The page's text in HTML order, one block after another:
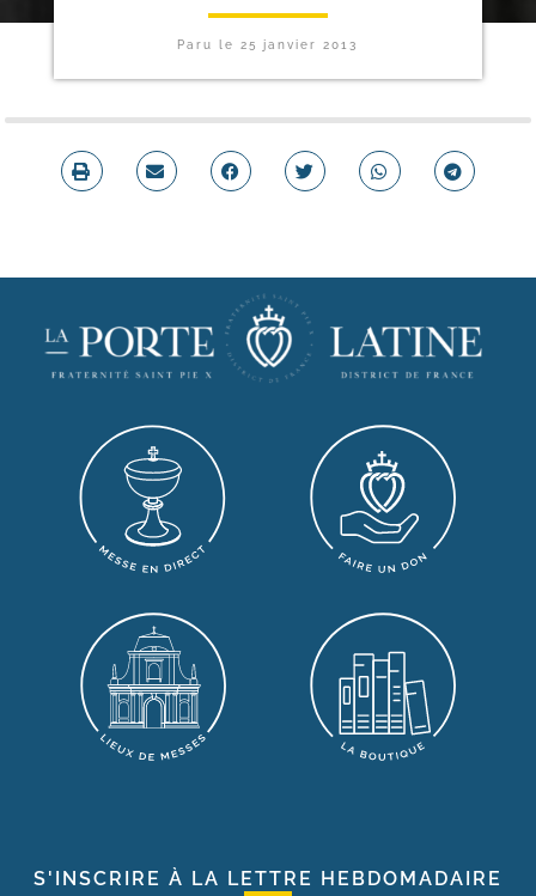
Paru le25 janvier 2013
S'INSCRIRE À LA LETTRE HEBDOMADAIRE